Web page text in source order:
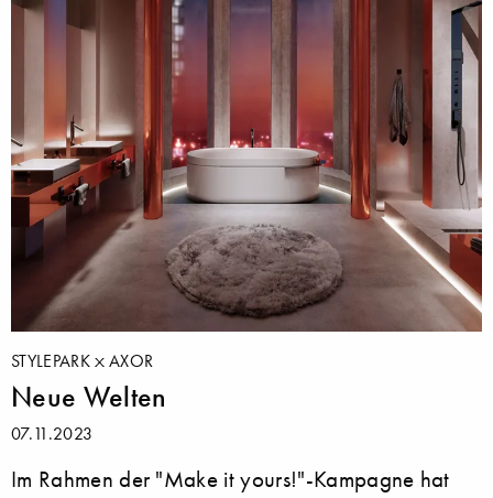
STYLEPARK AXOR
Neue Welten
07.11.2023
Im Rahmen der "Make it yours!"-Kampagne hat